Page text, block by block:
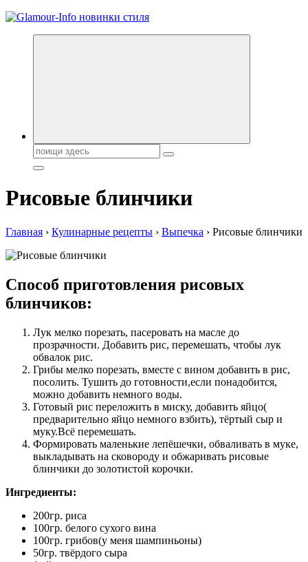
Секреты молодости, красоты и долголетия. Гламурный журнал
Поиск:
Рисовые блинчики
Главная › Кулинарные рецепты › Выпечка › Рисовые блинчики
Способ приготовления рисовых
блинчиков:
Лук мелко порезать, пасеровать на масле до
прозрачности. Добавить рис, перемешать, чтобы лук
обвалок рис.
Грибы мелко порезать, вместе с вином добавить в рис,
посолить. Тушить до готовности,если понадобится,
можно добавить немного воды.
Готовый рис переложить в миску, добавить яйцо(
предварительно яйцо немного взбить), тёртый сыр и
муку.Всё перемешать.
Формировать маленькие лепёшечки, обваливать в муке,
выкладывать на сковороду и обжаривать рисовые
блинчики до золотистой корочки.
Ингредиенты:
200гр. риса
100гр. белого сухого вина
100гр. грибов(у меня шампиньоны)
50гр. твёрдого сыра